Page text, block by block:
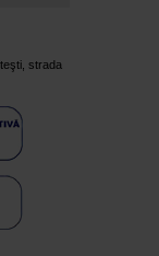
strada